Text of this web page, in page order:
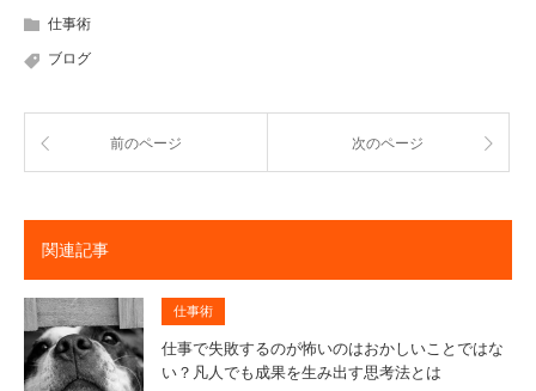
仕事術
ブログ
前のページ 次のページ
関連記事
仕事術
仕事で失敗するのが怖いのはおかしいことではな
い？凡人でも成果を生み出す思考法とは